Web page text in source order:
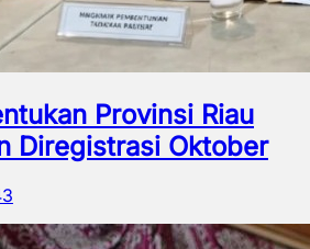
Provinsi Riau
Diregistrasi Oktober